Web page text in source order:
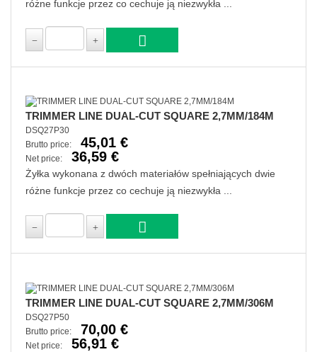
różne funkcje przez co cechuje ją niezwykła ...
TRIMMER LINE DUAL-CUT SQUARE 2,7MM/184M
DSQ27P30
Brutto price:
45,01 €
Net price: 36,59 €
Żyłka wykonana z dwóch materiałów spełniających dwie
różne funkcje przez co cechuje ją niezwykła ...
TRIMMER LINE DUAL-CUT SQUARE 2,7MM/306M
DSQ27P50
Brutto price:
70,00 €
Net price: 56,91 €